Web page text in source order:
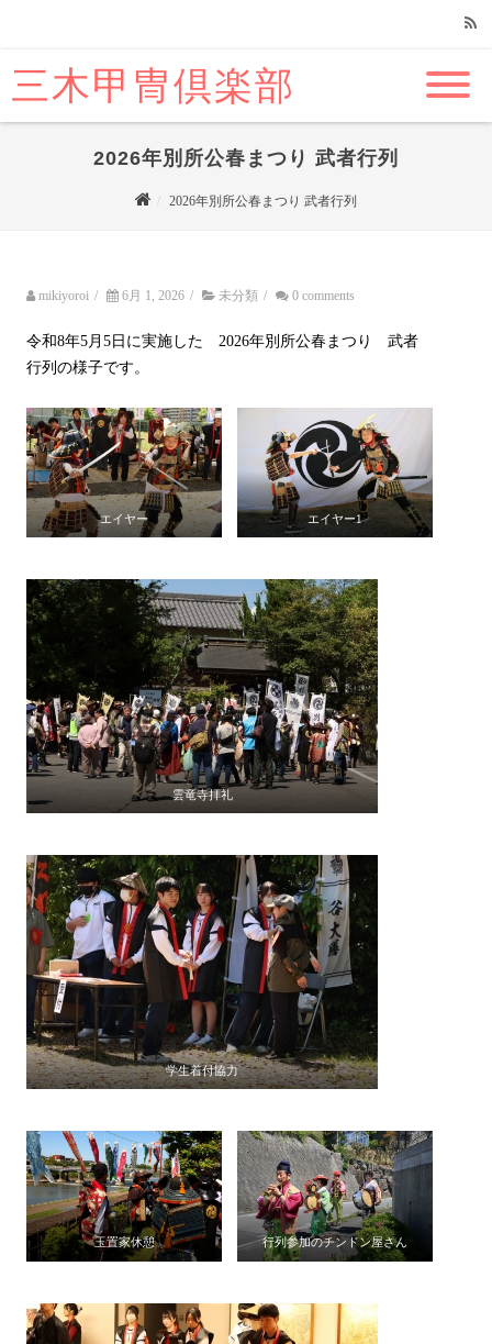
RSS
三木甲冑倶楽部
2026年別所公春まつり 武者行列
2026年別所公春まつり 武者行列
mikiyoroi / 6月 1, 2026 / 未分類 / 0 comments
令和8年5月5日に実施した 2026年別所公春まつり 武者
行列の様子です。
エイヤー エイヤー1
雲竜寺拝礼
学生着付協力
玉置家休憩 行列参加のチンドン屋さん